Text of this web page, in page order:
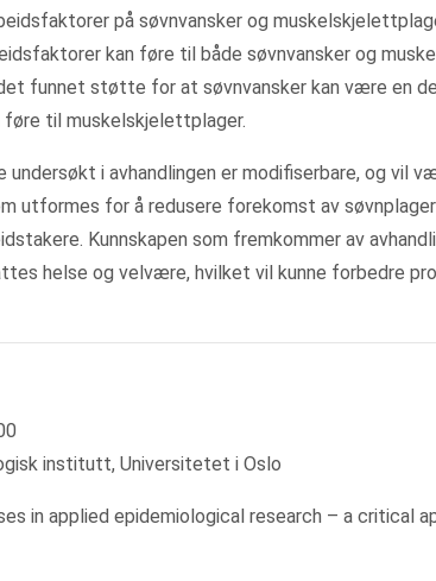
på søvnvansker og
kan føre til både søvnvansker og
funnet støtte for at søvnvansker kan være en
til muskelskjelettplager.
i avhandlingen er modifiserbare, og vil
utformes for å redusere forekomst av
Kunnskapen som fremkommer av
helse og velvære, hvilket vil kunne forbedre
institutt, Universitetet i Oslo
in applied epidemiological research – a critical